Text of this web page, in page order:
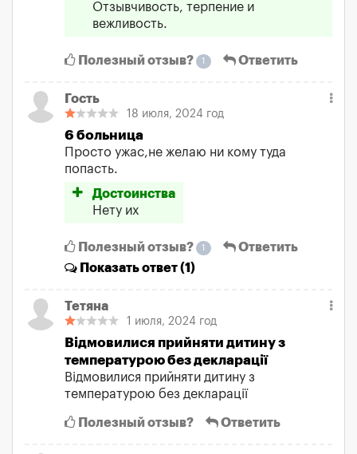
Отзывчивость, терпение и
вежливость.
Полезный отзыв? 1 Ответить
Гость
18 июля, 2024 год
6 больница
Просто ужас,не желаю ни кому туда
попасть.
Достоинства
Нету их
Полезный отзыв? 1
Ответить
Показатьответ (1)
Тетяна
1 июля, 2024 год
Відмовилися прийняти дитину з
температурою без декларації
Відмовилися прийняти дитину з
температурою без декларації
Полезный отзыв? Ответить